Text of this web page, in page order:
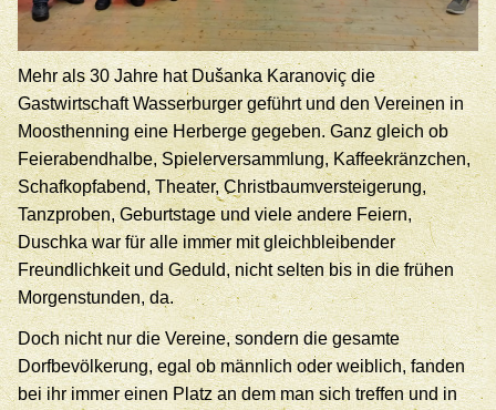
Mehr als 30 Jahre hat Dušanka Karanoviç die
Gastwirtschaft Wasserburger geführt und den Vereinen in
Moosthenning eine Herberge gegeben. Ganz gleich ob
Feierabendhalbe, Spielerversammlung, Kaffeekränzchen,
Schafkopfabend, Theater, Christbaumversteigerung,
Tanzproben, Geburtstage und viele andere Feiern,
Duschka war für alle immer mit gleichbleibender
Freundlichkeit und Geduld, nicht selten bis in die frühen
Morgenstunden, da.
Doch nicht nur die Vereine, sondern die gesamte
Dorfbevölkerung, egal ob männlich oder weiblich, fanden
bei ihr immer einen Platz an dem man sich treffen und in